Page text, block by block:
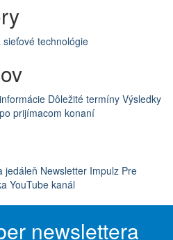
technológie
Dôležité termíny Výsledky
prijímacom konaní
jedáleň Newsletter Impulz Pre
YouTube kanál
newslettera